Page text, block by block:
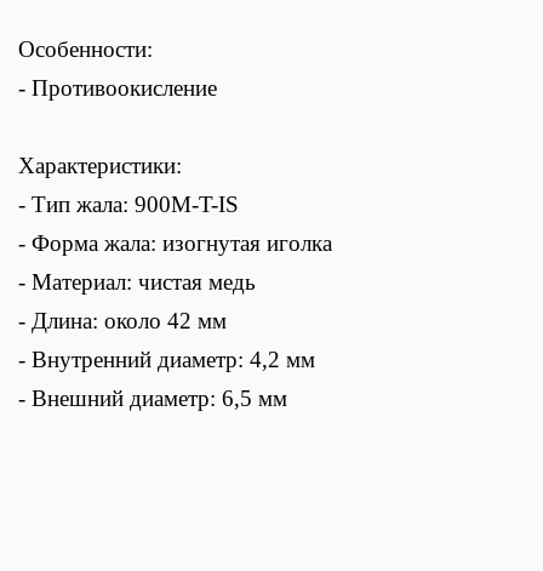
Особенности:
- Противоокисление
Характеристики:
- Тип жала: 900M-T-IS
- Форма жала: изогнутая иголка
- Материал: чистая медь
- Длина: около 42 мм
- Внутренний диаметр: 4,2 мм
- Внешний диаметр: 6,5 мм